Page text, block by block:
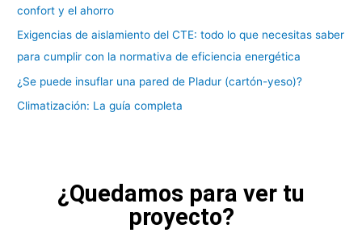
confort y el ahorro
Exigencias de aislamiento del CTE: todo lo que necesitas saber
para cumplir con la normativa de eficiencia energética
¿Se puede insuflar una pared de Pladur (cartón-yeso)?
Climatización: La guía completa
¿Quedamos para ver tu
proyecto?